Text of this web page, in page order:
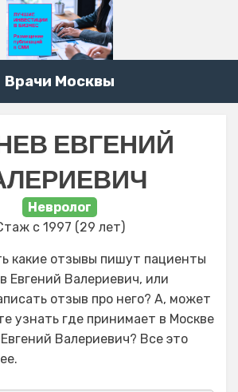
Врачи Москвы
ЕВГЕНИЙ
Невролог
с 1997 (29 лет)
какие отзывы пишут пациенты
Евгений Валериевич, или
отзыв про него? А, может
узнать где принимает в Москве
Валериевич? Все это